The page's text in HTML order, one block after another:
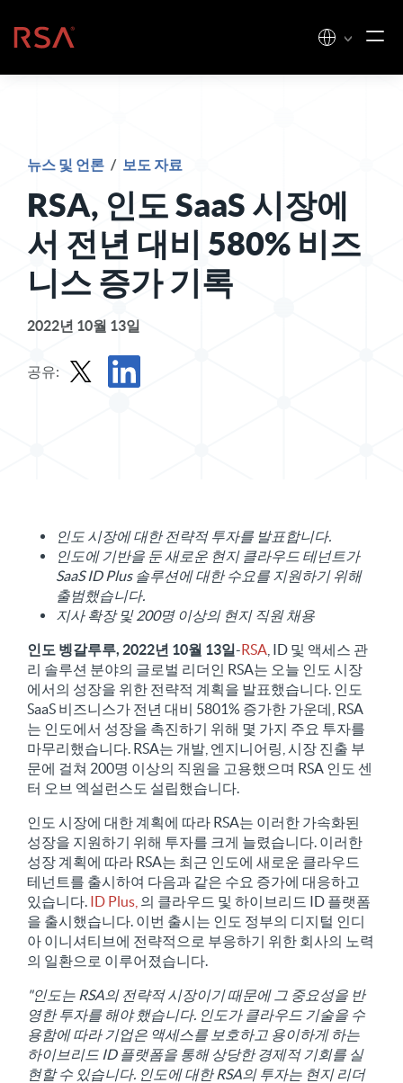
홈
뉴스 및 언론 / 보도 자료
RSA, 인도 SaaS 시장에
서 전년 대비 580% 비즈
니스 증가 기록
2022년 10월 13일
공유:
인도 시장에 대한 전략적 투자를 발표합니다.
인도에 기반을 둔 새로운 현지 클라우드 테넌트가
SaaS ID Plus 솔루션에 대한 수요를 지원하기 위해
출범했습니다.
지사 확장 및 200명 이상의 현지 직원 채용
인도 벵갈루루, 2022년 10월 13일-RSA , ID 및 액세스 관
리 솔루션 분야의 글로벌 리더인 RSA는 오늘 인도 시장
에서의 성장을 위한 전략적 계획을 발표했습니다. 인도
SaaS 비즈니스가 전년 대비 5801% 증가한 가운데, RSA
는 인도에서 성장을 촉진하기 위해 몇 가지 주요 투자를
마무리했습니다. RSA는 개발, 엔지니어링, 시장 진출 부
문에 걸쳐 200명 이상의 직원을 고용했으며 RSA 인도 센
터 오브 엑설런스도 설립했습니다.
인도 시장에 대한 계획에 따라 RSA는 이러한 가속화된
성장을 지원하기 위해 투자를 크게 늘렸습니다. 이러한
성장 계획에 따라 RSA는 최근 인도에 새로운 클라우드
테넌트를 출시하여 다음과 같은 수요 증가에 대응하고
있습니다. ID Plus, 의 클라우드 및 하이브리드 ID 플랫폼
을 출시했습니다. 이번 출시는 인도 정부의 디지털 인디
아 이니셔티브에 전략적으로 부응하기 위한 회사의 노력
의 일환으로 이루어졌습니다.
"인도는 RSA의 전략적 시장이기 때문에 그 중요성을 반
영한 투자를 해야 했습니다. 인도가 클라우드 기술을 수
용함에 따라 기업은 액세스를 보호하고 용이하게 하는
하이브리드 ID 플랫폼을 통해 상당한 경제적 기회를 실
현할 수 있습니다. 인도에 대한 RSA의 투자는 현지 리더